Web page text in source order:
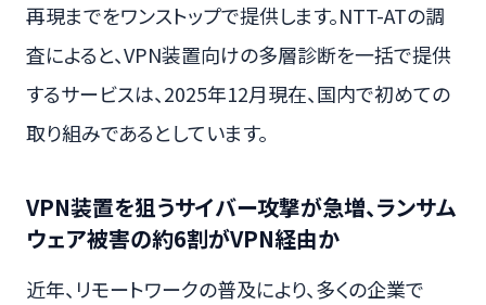
再現までをワンストップで提供します。NTT-ATの調
査によると、VPN装置向けの多層診断を一括で提供
するサービスは、2025年12月現在、国内で初めての
取り組みであるとしています。
VPN装置を狙うサイバー攻撃が急増、ランサム
ウェア被害の約6割がVPN経由か
近年、リモートワークの普及により、多くの企業で